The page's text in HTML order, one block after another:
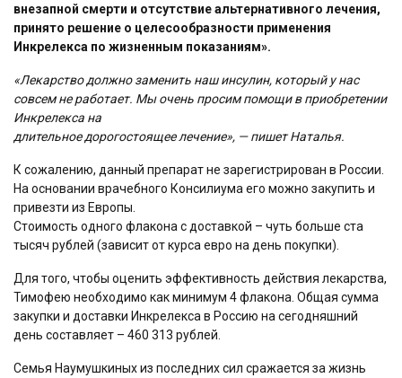
внезапной смерти и отсутствие альтернативного лечения,
принято решение о целесообразности применения
Инкрелекса по жизненным показаниям».
«Лекарство должно заменить наш инсулин, который у нас
совсем неработает. Мы очень просим помощи в приобретении
Инкрелекса на
длительное дорогостоящее лечение», — пишет Наталья.
К сожалению, данный препарат не зарегистрирован в России.
На основании врачебного Консилиума его можно закупить и
привезти из Европы.
Стоимость одного флакона с доставкой – чуть больше ста
тысяч рублей (зависит от курса евро на день покупки).
Для того, чтобы оценить эффективность действия лекарства,
Тимофею необходимо как минимум 4 флакона. Общая сумма
закупки и доставки Инкрелекса в Россию на сегодняшний
день составляет – 460 313 рублей.
Семья Наумушкиных из последних сил сражается за жизнь